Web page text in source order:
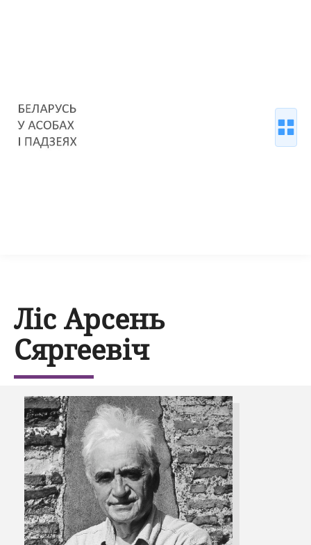
Ліс Арсень
Сяргеевіч